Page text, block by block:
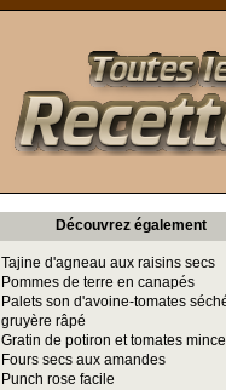
Découvrez également
Tajine d'agneau aux raisins secs
Pommes de terre en canapés
Palets son d'avoine-tomates
gruyère râpé
Gratin de potiron et tomates
Fours secs aux amandes
Punch rose facile